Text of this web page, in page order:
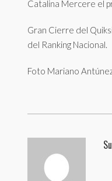
Catalina Mercere el
Gran Cierre del
del Ranking Nacional.
Foto Mariano